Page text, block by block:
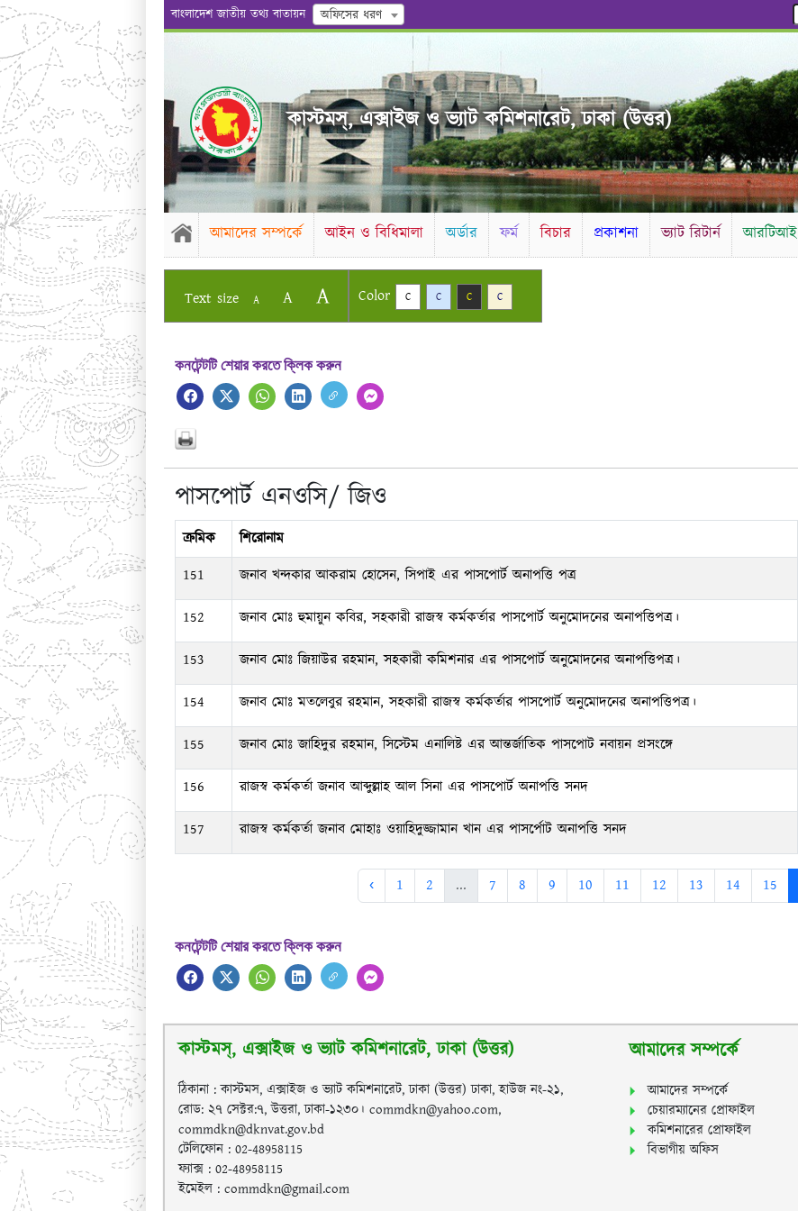
বাংলাদেশ জাতীয় তথ্য বাতায়ন অফিসের ধরণ
কাস্টমস্, এক্সাইজ ও ভ্যাট কমিশনারেট, ঢাকা (উত্তর)
আমাদের সম্পর্কে আইন ও বিধিমালা অর্ডার ফর্ম বিচার প্রকাশনা ভ্যাট রিটার্ন আরটিআই
Text size A A A Color C C C C
কনটেন্টটি শেয়ার করতে ক্লিক করুন
পাসপোর্ট এনওসি/ জিও
ক্রমিক শিরোনাম
151
জনাব খন্দকার আকরাম হোসেন, সিপাই এর পাসপোর্ট অনাপত্তি পত্র
152 জনাব মোঃ হুমায়ুন কবির, সহকারী রাজস্ব কর্মকর্তার পাসপোর্ট অনুমোদনের অনাপত্তিপত্র।
153 জনাব মোঃ জিয়াউর রহমান, সহকারী কমিশনার এর পাসপোর্ট অনুমোদনের অনাপত্তিপত্র।
154 জনাব মোঃ মতলেবুর রহমান, সহকারী রাজস্ব কর্মকর্তার পাসপোর্ট অনুমোদনের অনাপত্তিপত্র।
155 জনাব মোঃ জাহিদুর রহমান, সিস্টেম এনালিষ্ট এর আন্তর্জাতিক পাসপোট নবায়ন প্রসংঙ্গে
156 রাজস্ব কর্মকর্তা জনাব আব্দুল্লাহ আল সিনা এর পাসপোর্ট অনাপত্তি সনদ
157 রাজস্ব কর্মকর্তা জনাব মোহাঃ ওয়াহিদুজ্জামান খান এর পাসর্পোট অনাপত্তি সনদ
‹ 1 2 ... 7 8 9 10 11 12 13 14 15
কনটেন্টটি শেয়ার করতে ক্লিক করুন
কাস্টমস্, এক্সাইজ ও ভ্যাট কমিশনারেট, ঢাকা (উত্তর)
ঠিকানা : কাস্টমস, এক্সাইজ ও ভ্যাট কমিশনারেট, ঢাকা (উত্তর) ঢাকা, হাউজ নং-২১,
রোড: ২৭ সেক্টর:৭, উত্তরা, ঢাকা-১২৩০। commdkn@yahoo.com,
commdkn@dknvat.gov.bd
টেলিফোন : 02-48958115
ফ্যাক্স : 02-48958115
ইমেইল : commdkn@gmail.com
আমাদের সম্পর্কে
আমাদের সম্পর্কে
চেয়ারম্যানের প্রোফাইল
কমিশনারের প্রোফাইল
বিভাগীয় অফিস